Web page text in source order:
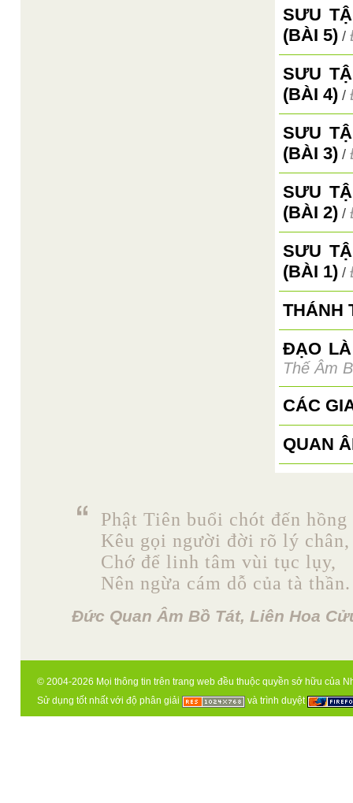
SƯU
(BÀI 5) /
SƯU
(BÀI 4) /
SƯU
(BÀI 3) /
SƯU
(BÀI 2) /
SƯU
(BÀI 1) /
THÁNH
ĐẠO LÀ
Thế Âm
CÁC
QUAN
Phật Tiên buổi chót đến hồng
Kêu gọi người đời rõ lý chân,
Chớ để linh tâm vùi tục lụy,
Nên ngừa cám dỗ của tà thần.
Đức Quan Âm Bồ Tát, Liên Hoa
© 2004-2026 Mọi thông tin trên trang web đều thuộc quyền sở hữu của
Sử dụng tốt nhất với độ phân giải
và trình duyệt